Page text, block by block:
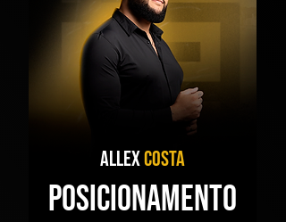
ALLEXCOSTA
POSICIONAMENTO